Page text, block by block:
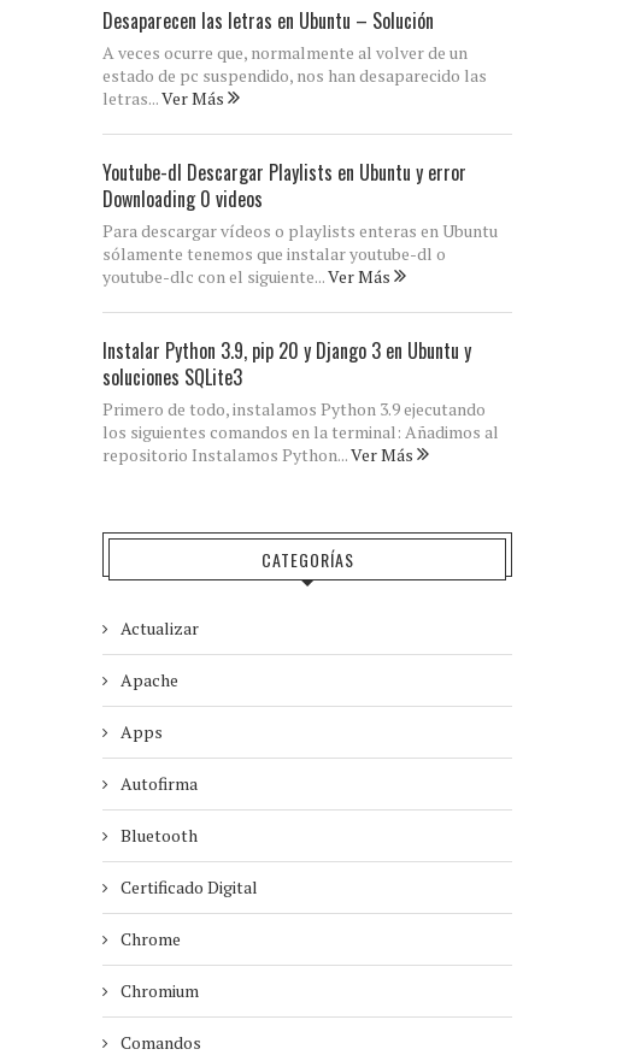
Desaparecen las letras en Ubuntu – Solución
A veces ocurre que, normalmente al volver de un
estado de pc suspendido, nos han desaparecido las
letras...Ver Más
Youtube-dl Descargar Playlists en Ubuntu y error
Downloading 0 videos
Para descargar vídeos o playlists enteras en Ubuntu
sólamente tenemos que instalar youtube-dl o
youtube-dlc con el siguiente...Ver Más
Instalar Python 3.9, pip 20 y Django 3 en Ubuntu y
soluciones SQLite3
Primero de todo, instalamos Python 3.9 ejecutando
los siguientes comandos en la terminal: Añadimos al
repositorio Instalamos Python...Ver Más
CATEGORÍAS
Actualizar
Apache
Apps
Autofirma
Bluetooth
Certificado Digital
Chrome
Chromium
Comandos